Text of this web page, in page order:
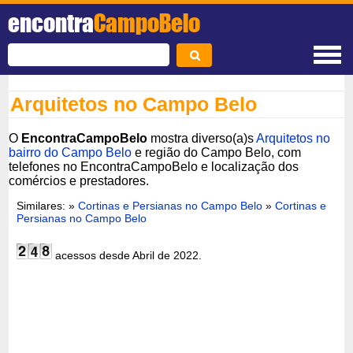
encontraCampoBelo
Arquitetos no Campo Belo
O EncontraCampoBelo mostra diverso(a)sArquitetos no
bairro do Campo Belo e região do Campo Belo, com
telefones no EncontraCampoBelo e localização dos
comércios e prestadores.
Similares: »Cortinas e Persianas no Campo Belo »Cortinas e
Persianas no Campo Belo
acessos desde Abril de 2022.